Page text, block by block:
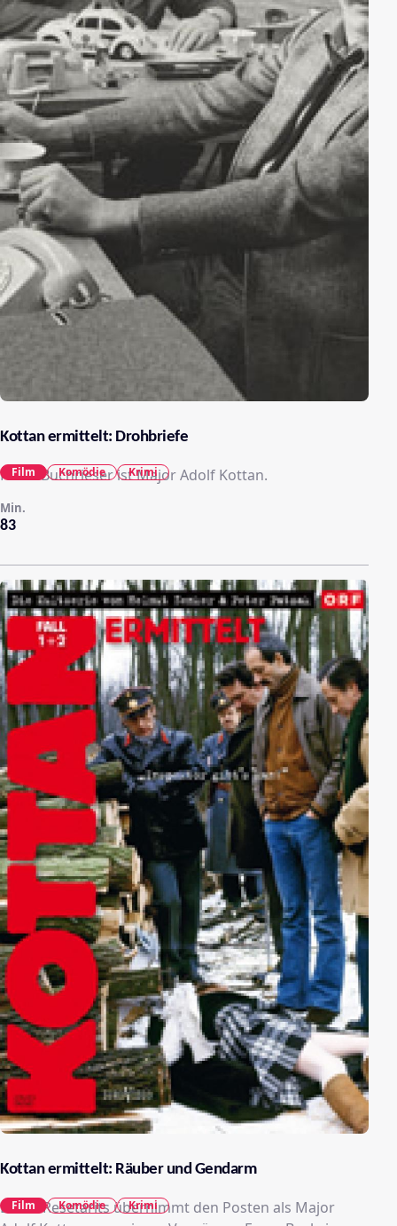
Kottan ermittelt: Drohbriefe
Franz Buchrieser ist Major Adolf Kottan.
83
Min.
Film Komödie Krimi
Kottan ermittelt: Räuber und Gendarm
Lukas Resetarits übernimmt den Posten als Major
Film Komödie Krimi